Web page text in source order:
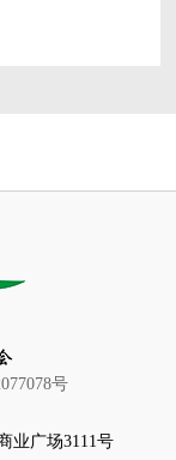
号
业广场3111号